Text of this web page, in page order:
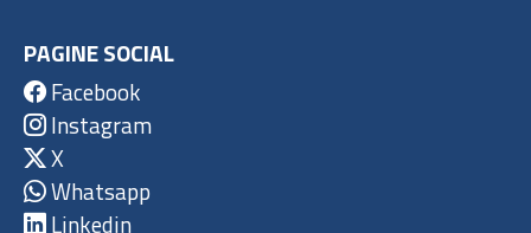
PAGINE SOCIAL
Facebook
Instagram
X
Whatsapp
Linkedin